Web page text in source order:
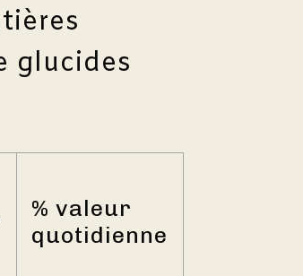
glucides
% valeur
quotidienne